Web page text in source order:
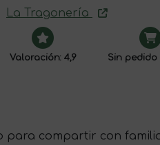
La Tragonería
Valoración: 4,9 Sin pedido
para compartir con